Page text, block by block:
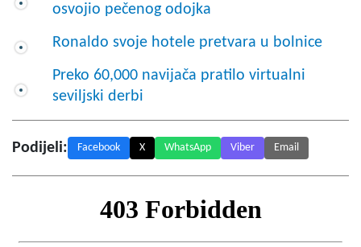
osvojio pečenog odojka
Ronaldo svoje hotele pretvara u bolnice
Preko 60,000 navijača pratilo virtualni
seviljski derbi
Podijeli: Facebook X WhatsApp Viber Email